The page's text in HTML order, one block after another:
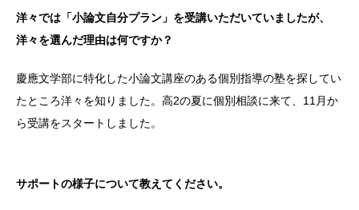
洋々では「小論文自分プラン」を受講いただいていましたが、
洋々を選んだ理由は何ですか？
慶應文学部に特化した小論文講座のある個別指導の塾を探してい
たところ洋々を知りました。高2の夏に個別相談に来て、11月か
ら受講をスタートしました。
サポートの様子について教えてください。